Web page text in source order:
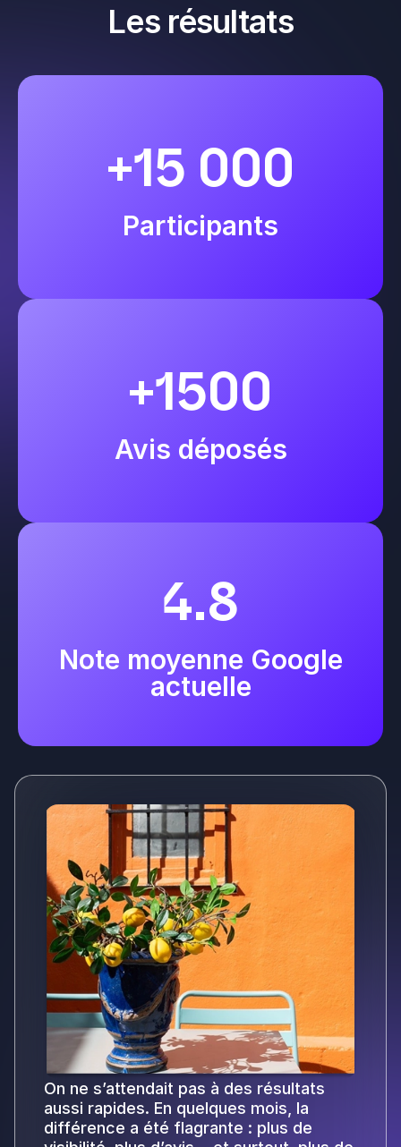
Les résultats
+15 000
Participants
+1500
Avis déposés
4.8
Note moyenne Google
actuelle
On ne s’attendait pas à des résultats
aussi rapides. En quelques mois, la
différence a été flagrante : plus de